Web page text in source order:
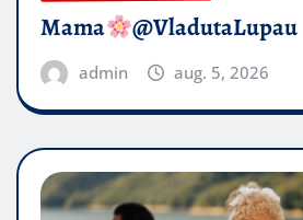
Mama @VladutaLupau
admin aug. 5, 2026